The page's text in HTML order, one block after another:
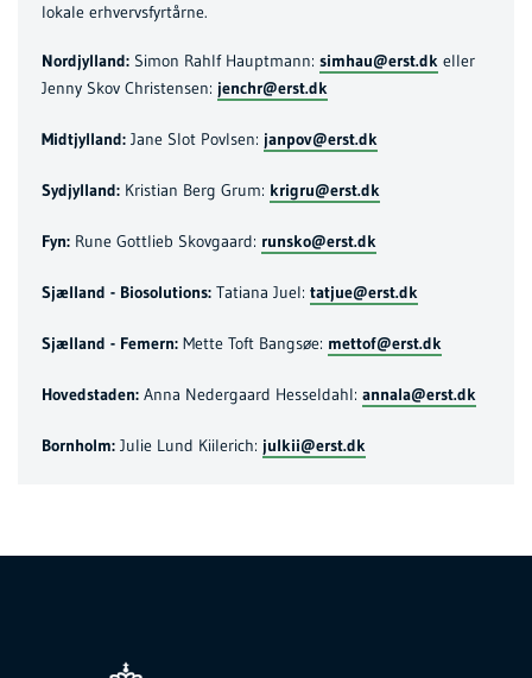
lokale erhvervsfyrtårne.
Nordjylland: Simon Rahlf Hauptmann: simhau@erst.dk eller
Jenny Skov Christensen: jenchr@erst.dk
Midtjylland: Jane Slot Povlsen: janpov@erst.dk
Sydjylland: Kristian Berg Grum: krigru@erst.dk
Fyn: Rune Gottlieb Skovgaard: runsko@erst.dk
Sjælland - Biosolutions: Tatiana Juel: tatjue@erst.dk
Sjælland - Femern: Mette Toft Bangsøe: mettof@erst.dk
Hovedstaden: Anna Nedergaard Hesseldahl: annala@erst.dk
Bornholm: Julie Lund Kiilerich: julkii@erst.dk